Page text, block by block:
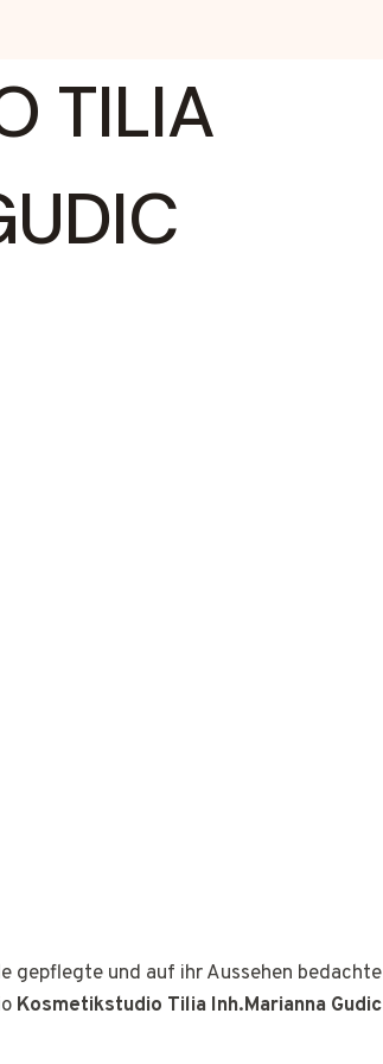
TILIA
gepflegte und auf ihr Aussehen bedachte
Kosmetikstudio Tilia Inh.Marianna Gudic